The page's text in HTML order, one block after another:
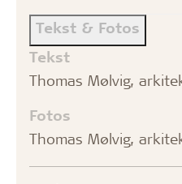
Tekst & Fotos
Tekst
Thomas Mølvig,
Fotos
Thomas Mølvig,